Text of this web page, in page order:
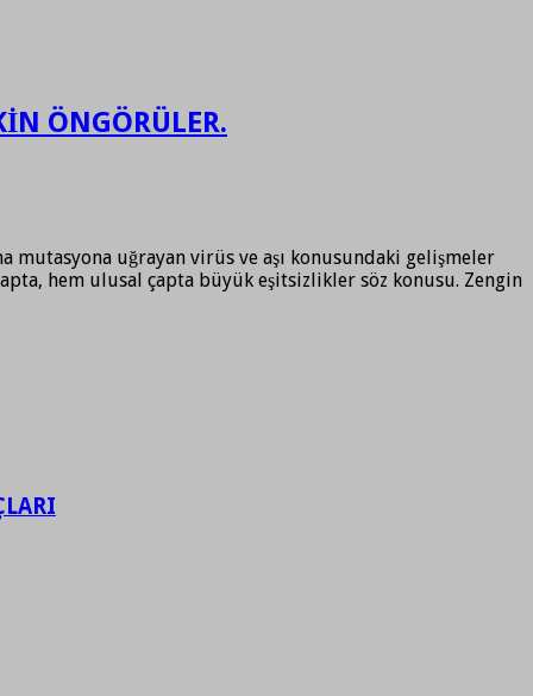
ÖNGÖRÜLER.
mutasyona uğrayan virüs ve aşı konusundaki gelişmeler
hem ulusal çapta büyük eşitsizlikler söz konusu. Zengin